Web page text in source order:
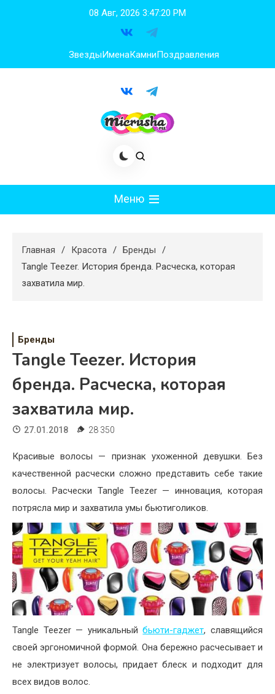
08 Авг, 2026 3:47:20 PM
ЗвездыИменаКамниПоздравления
Меню
Худеем
Психология
Дом
Жизнь
Хобби
Красота
Недвижимость
Главная Красота
Бренды
Tangle Teezer. История бренда. Расческа, которая
захватила мир.
Бренды
Tangle Teezer. История
бренда. Расческа, которая
захватила мир.
27.01.2018 28 350
Красивые волосы — признак ухоженной девушки. Без
качественной расчески сложно представить себе такие
волосы. Расчески Tangle Teezer — инновация, которая
потрясла мир и захватила умы бьютиголиков.
Tangle Teezer — уникальныйбьюти-гаджет, славящийся
своей эргономичной формой. Она бережно расчесывает и
не электризует волосы, придает блеск и подходит для
всех видов волос.